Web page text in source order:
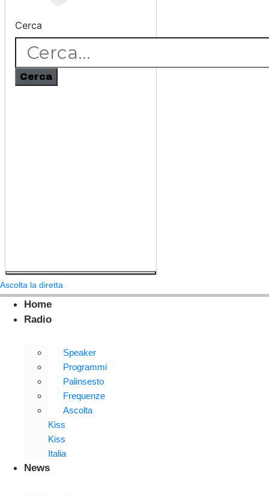
Cerca
Cerca
Ascolta la diretta
Home
Radio
Speaker
Programmi
Palinsesto
Frequenze
Ascolta
Kiss
Kiss
Italia
News